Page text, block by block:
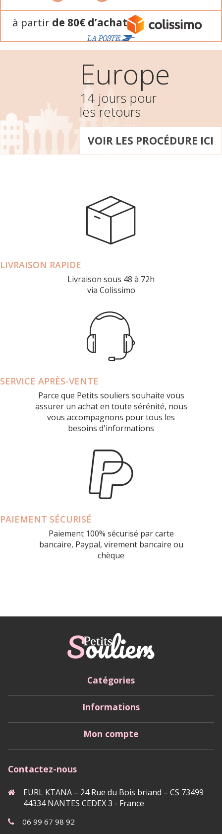
à partir de 80€ d’achat
Europe
14 jours pour
les retours
VOIR LES PROCÉDURE ICI
LIVRAISON RAPIDE
Livraison sous 48 à 72h
via Colissimo
SERVICE APRÈS-VENTE
Parce que Petits souliers souhaite vous
assurer un achat en toute sérénité, nous
vous accompagnons pour tous les
besoins d'informations
PAIEMENT SÉCURISÉ
Paiement 100% sécurisé par carte
bancaire, Paypal, virement bancaire ou
chèque
Catégories
Informations
Mon compte
Contactez-nous
EURL KTANA – 24 Rue du Bois briand – CS 73499
44334 NANTES CEDEX 3 - France
06 99 67 98 92